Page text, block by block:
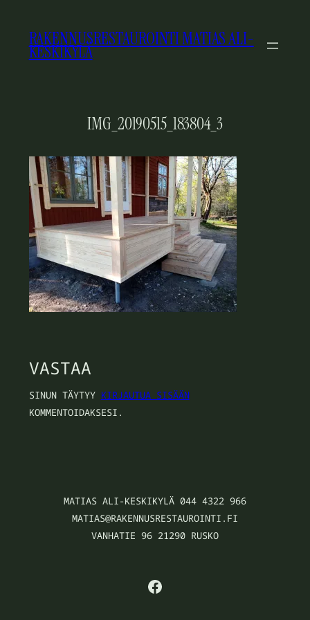
SISÄLTÖÖN
RAKENNUSRESTAUROINTI MATIAS ALI-
KESKIKYLÄ
IMG_20190515_183804_3
VASTAA
SINUN TÄYTYY KIRJAUTUA SISÄÄN
KOMMENTOIDAKSESI.
MATIAS ALI-KESKIKYLÄ 044 4322 966
MATIAS@RAKENNUSRESTAUROINTI.FI
VANHATIE 96 21290 RUSKO
FACEBOOK